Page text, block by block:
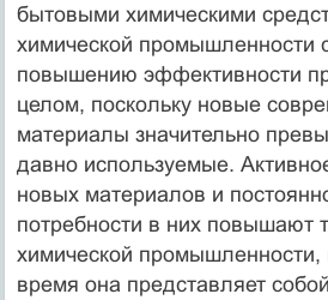
бытовыми химическими
химической промышленности
повышению эффективности
целом, поскольку новые
материалы значительно
давно используемые.
новых материалов и
потребности в них повышают
химической промышленности,
время она представляет